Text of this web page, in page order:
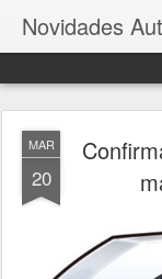
Novidades
MAR
20